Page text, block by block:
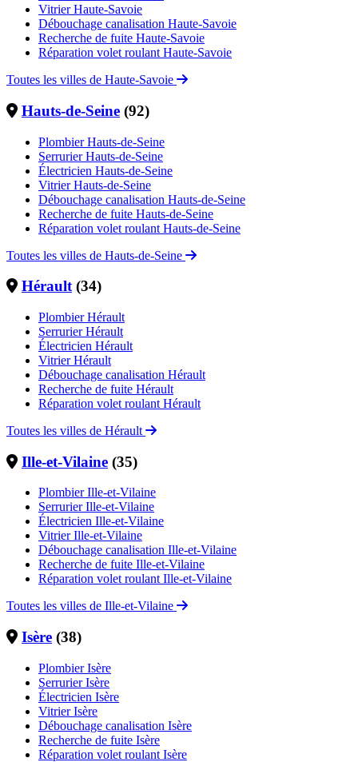
Vitrier Haute-Savoie
Débouchage canalisation Haute-Savoie
Recherche de fuite Haute-Savoie
Réparation volet roulant Haute-Savoie
Toutes les villes de Haute-Savoie
Hauts-de-Seine (92)
Plombier Hauts-de-Seine
Serrurier Hauts-de-Seine
Électricien Hauts-de-Seine
Vitrier Hauts-de-Seine
Débouchage canalisation Hauts-de-Seine
Recherche de fuite Hauts-de-Seine
Réparation volet roulant Hauts-de-Seine
Toutes les villes de Hauts-de-Seine
Hérault (34)
Plombier Hérault
Serrurier Hérault
Électricien Hérault
Vitrier Hérault
Débouchage canalisation Hérault
Recherche de fuite Hérault
Réparation volet roulant Hérault
Toutes les villes de Hérault
Ille-et-Vilaine (35)
Plombier Ille-et-Vilaine
Serrurier Ille-et-Vilaine
Électricien Ille-et-Vilaine
Vitrier Ille-et-Vilaine
Débouchage canalisation Ille-et-Vilaine
Recherche de fuite Ille-et-Vilaine
Réparation volet roulant Ille-et-Vilaine
Toutes les villes de Ille-et-Vilaine
Isère (38)
Plombier Isère
Serrurier Isère
Électricien Isère
Vitrier Isère
Débouchage canalisation Isère
Recherche de fuite Isère
Réparation volet roulant Isère